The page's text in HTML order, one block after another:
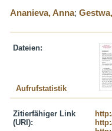
Ananieva, Anna;
Dateien:
Aufrufstatistik
Zitierfähiger Link
(URI):